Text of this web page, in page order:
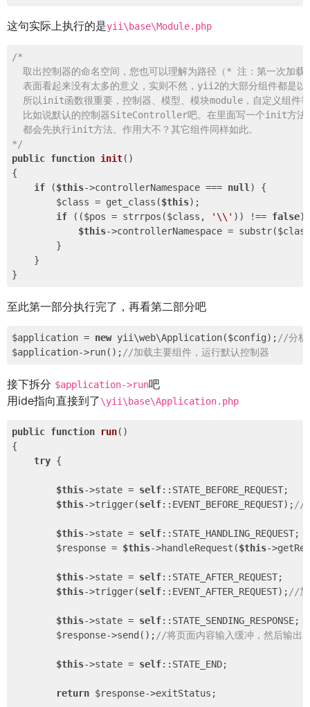
这句实际上执行的是yii\base\Module.php
/*
取出控制器的命名空间，您也可以理解为路径（* 注：第一次加载
表面看起来没有太多的意义，实则不然，yii2的大部分组件都是
所以init函数很重要，控制器、模型、模块module，自定义组件
比如说默认的控制器SiteController吧。在里面写一个init方
  都会先执行init方法。作用大不？其它组件同样如此。
*/
public function init()
{
if ($this->controllerNamespace === null ) {
        $class = get_class(
$this);
if (($pos = strrpos($class, '\\' )) !== false)
$this->controllerNamespace =
        }
    }
至此第一部分执行完了，再看第二部分吧
$application = new yii\web\Application($config); //分析
$application->run(); //加载主要组件，运行默认控制器
接下拆分 $application->run吧
用ide指向直接到了\yii\base\Application.php
public function run()
{
try {
$this->state = self::STATE_BEFORE_REQUEST;
$this->trigger(self::EVENT_BEFORE_REQUEST); //
$this->state = self::STATE_HANDLING_REQUEST;
        $response =
$this->handleRequest($this-
$this->state = self::STATE_AFTER_REQUEST;
$this->trigger(self::EVENT_AFTER_REQUEST); //加
$this->state = self::STATE_SENDING_RESPONSE;
        $response->send();
//将页面内容输入缓冲，然后输出
$this->state = self::STATE_END;
return $response->exitStatus;